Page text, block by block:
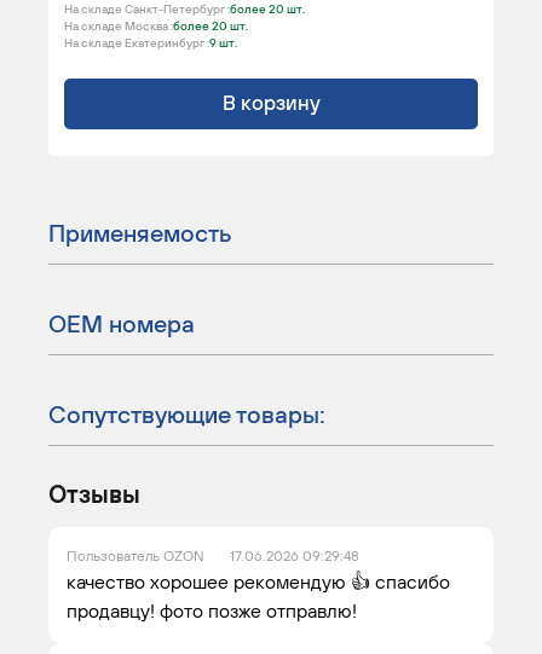
На складе Санкт-Петербург :более 20 шт.
На складе Москва :более 20 шт.
На складе Екатеринбург :9 шт.
В корзину
Применяемость
ОЕМ номера
Сопутствующие товары:
Отзывы
Пользователь OZON 17.06.2026 09:29:48
качество хорошее рекомендую 👍 спасибо
продавцу! фото позже отправлю!